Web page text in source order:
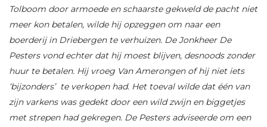
Tolboom door armoede en schaarste gekweld de pacht niet
meer kon betalen, wilde hij opzeggen om naar een
boerderij in Driebergen te verhuizen. De Jonkheer De
Pesters vond echter dat hij moest blijven, desnoods zonder
huur te betalen. Hij vroeg Van Amerongen of hij niet iets
‘bijzonders’ te verkopen had. Het toeval wilde dat één van
zijn varkens was gedekt door een wild zwijn en biggetjes
met strepen had gekregen. De Pesters adviseerde om een